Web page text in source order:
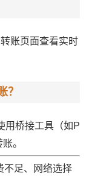
账页面查看实时
？
用桥接工具（如P
。
不足、网络选择